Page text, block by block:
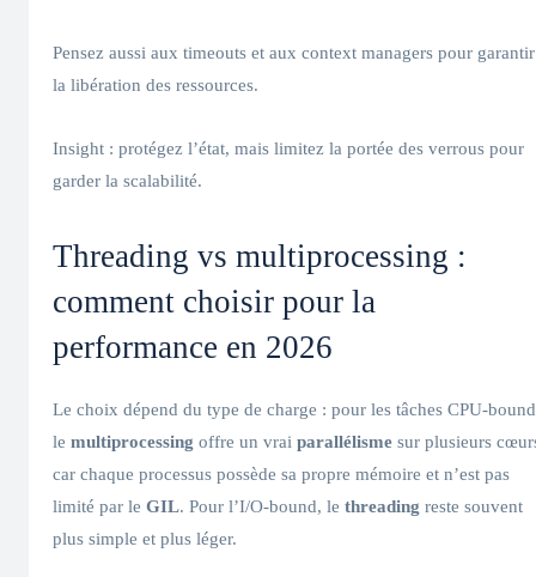
Pensez aussi aux timeouts et aux context managers pour garantir
la libération des ressources.
Insight : protégez l’état, mais limitez la portée des verrous pour
garder la scalabilité.
Threading vs multiprocessing :
comment choisir pour la
performance en 2026
Le choix dépend du type de charge : pour les tâches CPU-
le multiprocessing offre un vrai parallélisme sur plusieurs
car chaque processus possède sa propre mémoire et n’est pas
limité par le GIL. Pour l’I/O-bound, le threading reste souvent
plus simple et plus léger.